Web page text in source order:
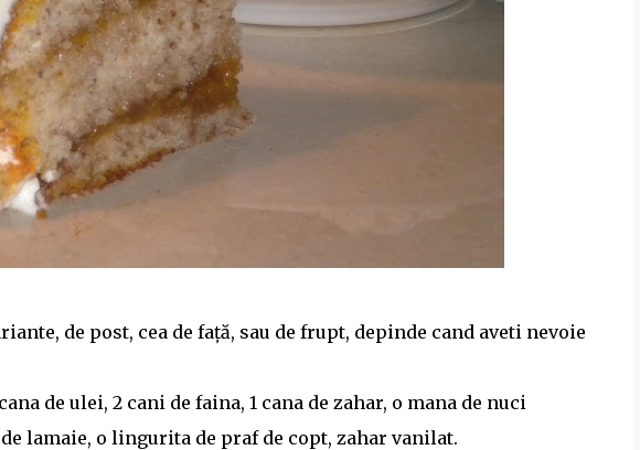
de post, cea de faţă, sau de frupt, depinde cand aveti nevoie
de ulei, 2 cani de faina, 1 cana de zahar, o mana de nuci
lamaie, o lingurita de praf de copt, zahar vanilat.